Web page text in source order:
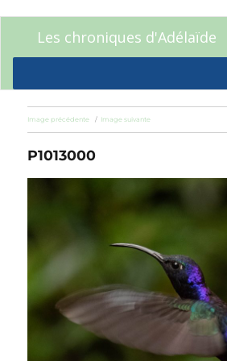
Les chroniques d'Adélaïde
Image précédente Image suivante
P1013000